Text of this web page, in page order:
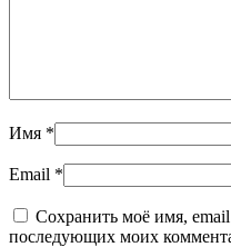
Имя *
Email *
Сохранить моё имя, email
последующих моих